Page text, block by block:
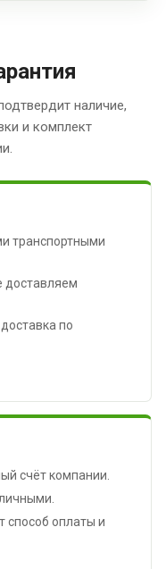
наличие,
и комплект
транспортными
доставляем
по
счёт компании.
способ оплаты и